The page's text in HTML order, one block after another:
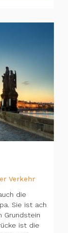
Verkehr
die
Sie ist ach
Grundstein
ist die